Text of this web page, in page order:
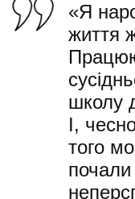
«Я
життя
школу
І,
того